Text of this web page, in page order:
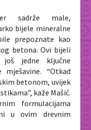
sadrže male,
bijele mineralne
prepoznate kao
betona. Ovi bijeli
jedne ključne
“Otkad
betonom, uvijek
kaže Mašić.
formulacijama
u ovim drevnim